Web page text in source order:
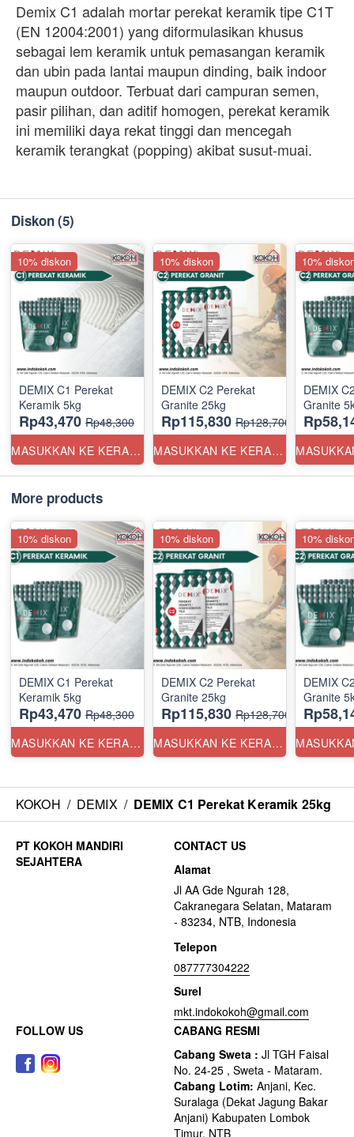
Demix C1 adalah mortar perekat keramik tipe C1T
(EN 12004:2001) yang diformulasikan khusus
sebagai lem keramik untuk pemasangan keramik
dan ubin pada lantai maupun dinding, baik indoor
maupun outdoor. Terbuat dari campuran semen,
pasir pilihan, dan aditif homogen, perekat keramik
ini memiliki daya rekat tinggi dan mencegah
keramik terangkat (popping) akibat susut-muai.
Diskon(5)
DEMIX C1 Perekat
Keramik 5kg
Rp43,470 Rp48,300
MASUKKAN KE KERANJANG
10% diskon
DEMIX C2 Perekat
Granite 25kg
Rp115,830 Rp128,700
MASUKKAN KE KERANJANG
10% diskon
DEMIX
Granite
10%
More products
DEMIX C1 Perekat
Keramik 5kg
Rp43,470 Rp48,300
MASUKKAN KE KERANJANG
10% diskon
DEMIX C2 Perekat
Granite 25kg
Rp115,830 Rp128,700
MASUKKAN KE KERANJANG
10% diskon
DEMIX
Granite
10%
KOKOH / DEMIX / DEMIX C1 Perekat Keramik 25kg
CONTACT US
Alamat
Jl AA Gde Ngurah 128,
Cakranegara Selatan, Mataram
- 83234, NTB, Indonesia
Telepon
087777304222
Surel
mkt.indokokoh@gmail.com
FOLLOW US
CABANG RESMI